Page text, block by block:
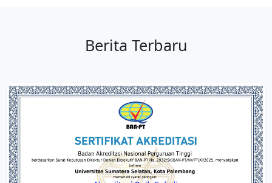
Berita Terbaru